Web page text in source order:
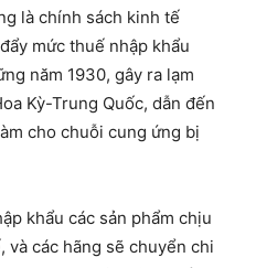
là chính sách kinh tế
mức thuế nhập khẩu
năm 1930, gây ra lạm
Kỳ-Trung Quốc, dẫn đến
cho chuỗi cung ứng bị
khẩu các sản phẩm chịu
các hãng sẽ chuyển chi